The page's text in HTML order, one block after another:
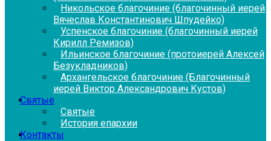
Никольское благочиние (благочинный иерей
Вячеслав Константинович Шпудейко)
Успенское благочиние (благочинный иерей
Кирилл Ремизов)
Ильинское благочиние (протоиерей Алексей
Безукладников)
Архангельское благочиние (Благочинный
иерей Виктор Александрович Кустов)
Святые
Святые
История епархии
Контакты